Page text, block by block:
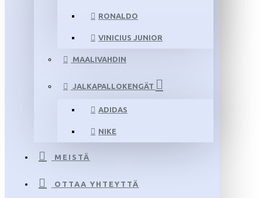
RONALDO
VINICIUS JUNIOR
MAALIVAHDIN
JALKAPALLOKENGÄT
ADIDAS
NIKE
MEISTÄ
OTTAA YHTEYTTÄ